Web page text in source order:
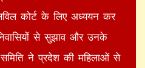
कोर्ट के लिए अध्ययन कर
से सुझाव और उनके
समिति ने प्रदेश की महिलाओं से